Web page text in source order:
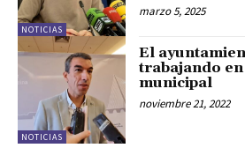
NOTICIAS
marzo 5, 2025
NOTICIAS
El
trabajando
municipal
noviembre 21, 2022